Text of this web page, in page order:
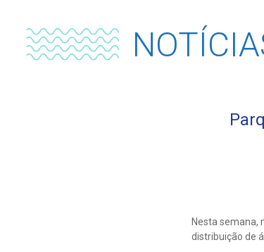
Nesta semana,
distribuição de